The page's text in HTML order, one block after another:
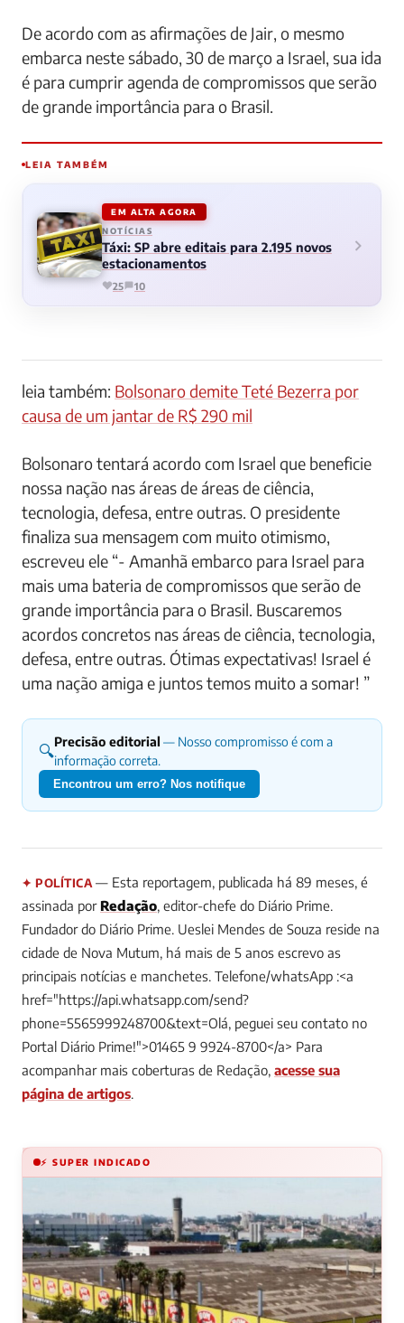
De acordo com as afirmações de Jair, o mesmo
embarca neste sábado, 30 de março a Israel, sua ida
é para cumprir agenda de compromissos que serão
de grande importância para o Brasil.
LEIA TAMBÉM
EM ALTA AGORA
NOTÍCIAS
Táxi: SP abre editais para 2.195 novos
estacionamentos
25 10
leia também: Bolsonaro demite Teté Bezerra por
causa de um jantar de R$ 290 mil
Bolsonaro tentará acordo com Israel que beneficie
nossa nação nas áreas de áreas de ciência,
tecnologia, defesa, entre outras. O presidente
finaliza sua mensagem com muito otimismo,
escreveu ele “- Amanhã embarco para Israel para
mais uma bateria de compromissos que serão de
grande importância para o Brasil. Buscaremos
acordos concretos nas áreas de ciência, tecnologia,
defesa, entre outras. Ótimas expectativas! Israel é
uma nação amiga e juntos temos muito a somar! ”
🔍Precisão editorial — Nosso compromisso é com a
informação correta.
Encontrou um erro? Nos notifique
✦ POLÍTICA — Esta reportagem, publicada há 89 meses, é
assinada por Redação , editor-chefe do Diário Prime.
Fundador do Diário Prime. Ueslei Mendes de Souza reside na
cidade de Nova Mutum, há mais de 5 anos escrevo as
principais notícias e manchetes. Telefone/whatsApp :<a
href="https://api.whatsapp.com/send?
phone=5565999248700&text=Olá, peguei seu contato no
Portal Diário Prime!">01465 9 9924-8700</a> Para
acompanhar mais coberturas de Redação, acesse sua
página de artigos
⚡ SUPER INDICADO